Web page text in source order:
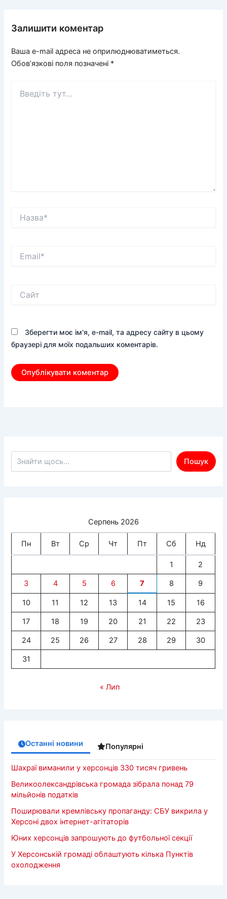
Залишити коментар
Ваша e-mail адреса не оприлюднюватиметься.
Обов’язкові поля позначені *
тут...
Зберегти моє ім'я, e-mail, та адресу сайту в цьому
браузері для моїх подальших коментарів.
Пошук по сайту
Пошук
Серпень 2026
Пн Вт Ср Чт Пт Сб Нд
1 2
3 4 5 6 7 8 9
10 11 12 13 14 15 16
17 18 19 20 21 22 23
24 25 26 27 28 29 30
31
« Лип
Останні новини Популярні
Шахраї виманили у херсонців 330 тисяч гривень
Великоолександрівська громада зібрала понад 79
мільйонів податків
Поширювали кремлівську пропаганду: СБУ викрила у
Херсоні двох інтернет-агітаторів
Юних херсонців запрошують до футбольної секції
У Херсонській громаді облаштують кілька Пунктів
охолодження